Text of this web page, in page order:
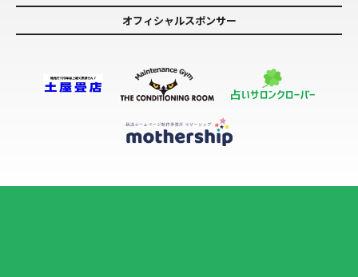
オフィシャルスポンサー